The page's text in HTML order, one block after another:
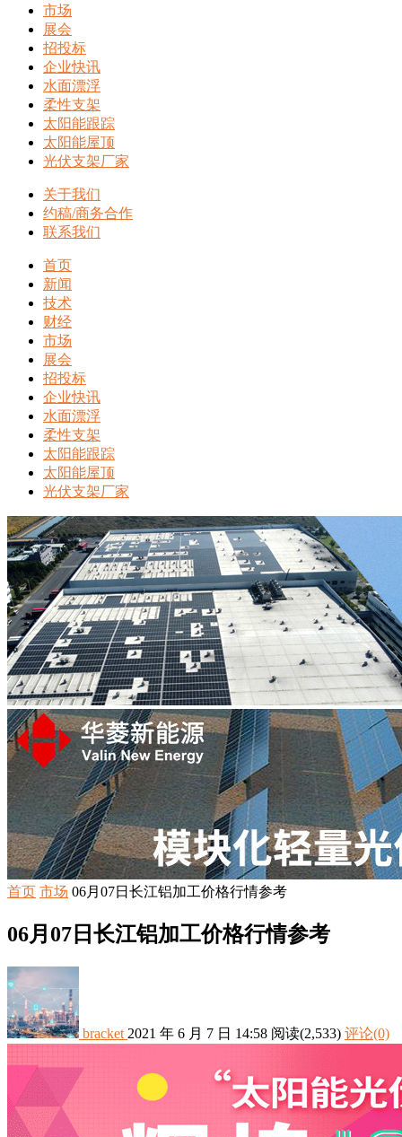
市场
展会
招投标
企业快讯
水面漂浮
柔性支架
太阳能跟踪
太阳能屋顶
光伏支架厂家
关于我们
约稿/商务合作
联系我们
首页
新闻
技术
财经
市场
展会
招投标
企业快讯
水面漂浮
柔性支架
太阳能跟踪
太阳能屋顶
光伏支架厂家
首页 市场 06月07日长江铝加工价格行情参考
06月07日长江铝加工价格行情参考
bracket 2021 年 6 月 7 日 14:58 阅读(2,533) 评论(0)